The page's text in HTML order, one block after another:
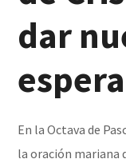
dar
En la Octava de
la oración mariana